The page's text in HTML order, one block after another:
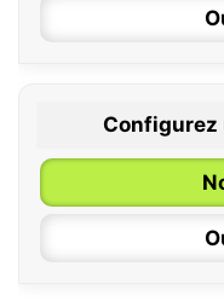
Configurez